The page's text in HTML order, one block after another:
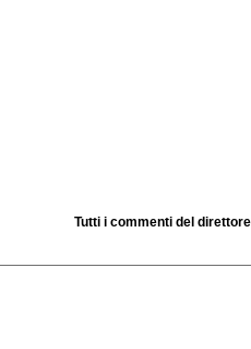
Tutti i commenti del direttore